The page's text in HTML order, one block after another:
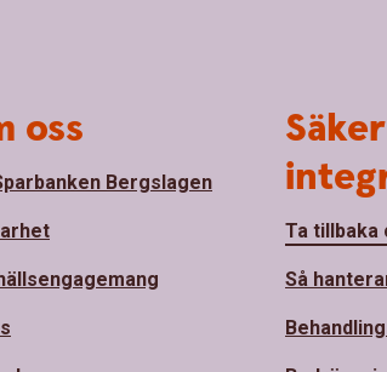
oss
Bergslagen
Ta tillbaka
Så